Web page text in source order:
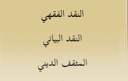
النقد الفقهي
النقد البياني
المثقف الديني